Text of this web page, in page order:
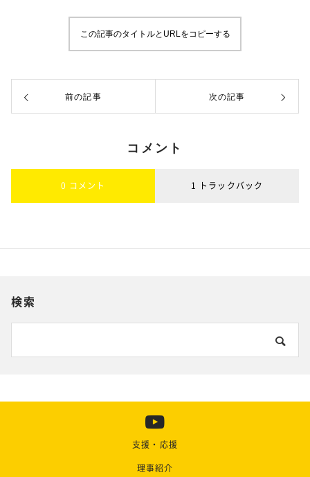
この記事のタイトルとURLをコピーする
前の記事 次の記事
コメント
0 コメント 1 トラックバック
検索
支援・応援
理事紹介